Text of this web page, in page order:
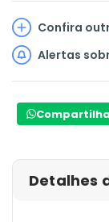
Confira
Alertas
Detalhes